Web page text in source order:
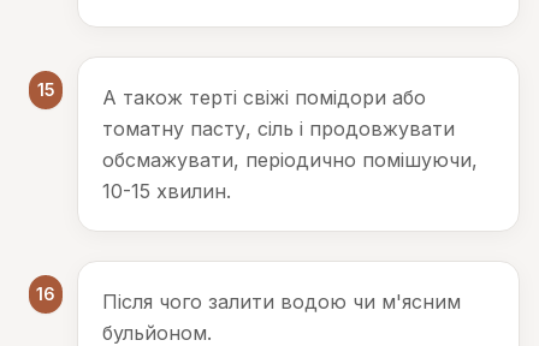
15
А також терті свіжі помідори або
томатну пасту, сіль і продовжувати
обсмажувати, періодично помішуючи,
10-15 хвилин.
16
Після чого залити водою чи м'ясним
бульйоном.